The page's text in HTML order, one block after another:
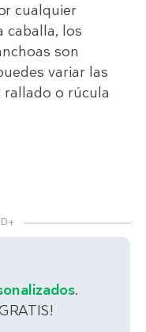
cualquier
caballa, los
son
variar las
o rúcula
.